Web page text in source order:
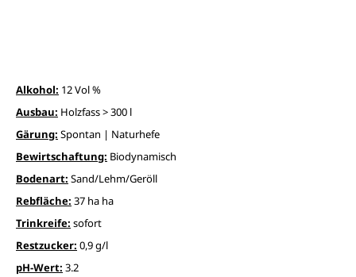
Alkohol: 12 Vol %
Ausbau: Holzfass > 300 l
Gärung: Spontan | Naturhefe
Bewirtschaftung: Biodynamisch
Bodenart: Sand/Lehm/Geröll
Rebfläche: 37 ha ha
Trinkreife: sofort
Restzucker: 0,9 g/l
pH-Wert: 3.2